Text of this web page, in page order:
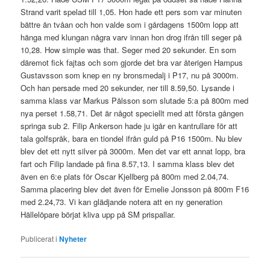
Strand varit spelad till 1,05. Hon hade ett pers som var minuten
bättre än tvåan och hon valde som i gårdagens 1500m lopp att
hänga med klungan några varv innan hon drog ifrån till seger på
10,28. How simple was that. Seger med 20 sekunder. En som
däremot fick fajtas och som gjorde det bra var återigen Hampus
Gustavsson som knep en ny bronsmedalj i P17, nu på 3000m.
Och han persade med 20 sekunder, ner till 8.59,50. Lysande i
samma klass var Markus Pålsson som slutade 5:a på 800m med
nya perset 1.58,71. Det är något speciellt med att första gången
springa sub 2. Filip Ankerson hade ju igår en kantrullare för att
tala golfspråk, bara en tiondel ifrån guld på P16 1500m. Nu blev
blev det ett nytt silver på 3000m. Men det var ett annat lopp, bra
fart och Filip landade på fina 8.57,13. I samma klass blev det
även en 6:e plats för Oscar Kjellberg på 800m med 2.04,74.
Samma placering blev det även för Emelie Jonsson på 800m F16
med 2.24,73. Vi kan glädjande notera att en ny generation
Hällelöpare börjat kliva upp på SM prispallar.
Publicerat i Nyheter